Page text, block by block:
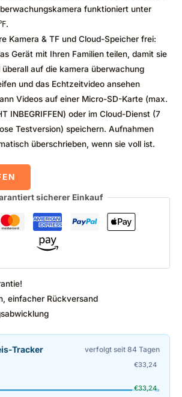
funktioniert unter
Kamera & TF und Cloud-Speicher frei:
Gerät mit Ihren Familien teilen, damit sie
auf die kamera überwachung
und das Echtzeitvideo ansehen
Videos auf einer Micro-SD-Karte (max.
INBEGRIFFEN) oder im Cloud-Dienst (7
Testversion) speichern. Aufnahmen
überschrieben, wenn sie voll ist.
sicherer Einkauf
einfacher Rückversand
Tracker verfolgt seit 84 Tagen
€33,24
€33,24